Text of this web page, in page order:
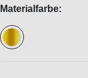
Materialfarbe: